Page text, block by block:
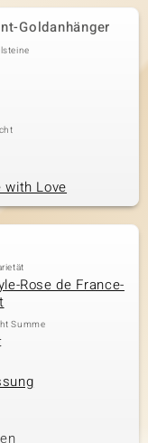
Goldanhänger
with Love
Rose de France-
Summe